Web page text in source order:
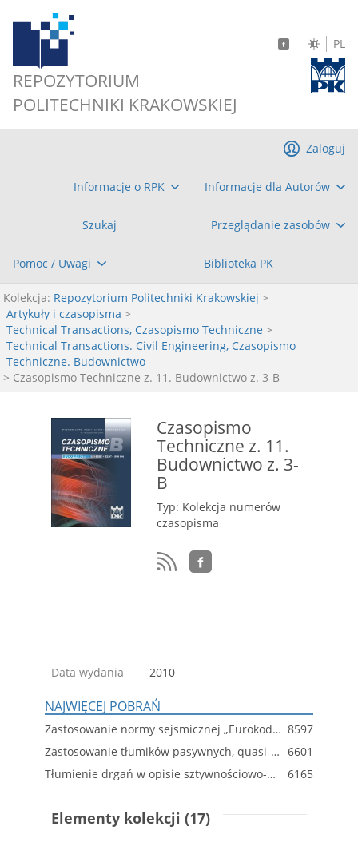
REPOZYTORIUM
POLITECHNIKI KRAKOWSKIEJ
PL
Informacje o RPK Informacje dla Autorów
Szukaj Przeglądanie zasobów
Pomoc / Uwagi Biblioteka PK
Zaloguj
Kolekcja: Repozytorium Politechniki Krakowskiej >
Artykuły i czasopisma >
Technical Transactions, Czasopismo Techniczne >
Technical Transactions. Civil Engineering, Czasopismo
Techniczne. Budownictwo
> Czasopismo Techniczne z. 11. Budownictwo z. 3-B
Czasopismo
Techniczne z. 11.
Budownictwo z. 3-
B
Typ: Kolekcja numerów
czasopisma
Data wydania 2010
NAJWIĘCEJ POBRAŃ
Zastosowanie normy sejsmicznej „Eurokod 8” w projektowaniu budowli narażonych na działanie wstrząsów górniczych 8597
Zastosowanie tłumików pasywnych, quasi-aktywnych i hybrydowych do redukcji drgań sejsmicznych i parasejsmicznych budowli – przegląd rozwiązań 6601
Tłumienie drgań w opisie sztywnościowo-bezwładnościowym
6165
Elementy kolekcji (17)